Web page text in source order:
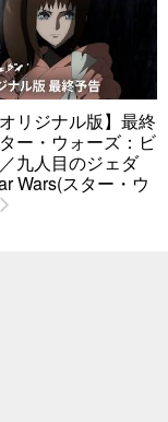
オリジナル版】最終
ー・ウォーズ：ビ
九人目のジェダ
Wars(スター・ウ